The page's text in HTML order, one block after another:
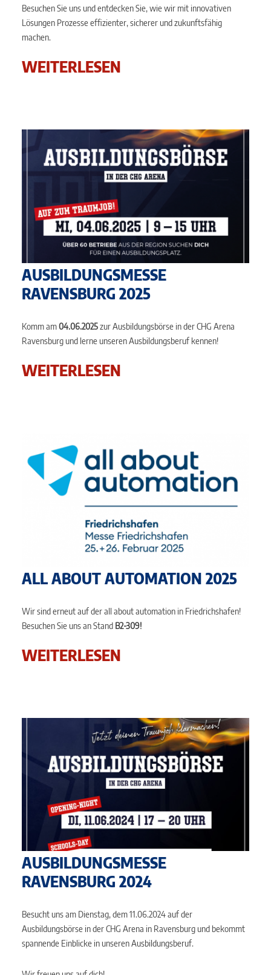
Besuchen Sie uns und entdecken Sie, wie wir mit innovativen
Lösungen Prozesse effizienter, sicherer und zukunftsfähig
machen.
WEITERLESEN
AUSBILDUNGSMESSE
RAVENSBURG 2025
Komm am04.06.2025zur Ausbildungsbörse in der CHG Arena
Ravensburg und lerne unseren Ausbildungsberuf kennen!
WEITERLESEN
ALL ABOUT AUTOMATION 2025
Wir sind erneut auf der all about automation in Friedrichshafen!
Besuchen Sie uns an Stand B2-309!
WEITERLESEN
AUSBILDUNGSMESSE
RAVENSBURG 2024
Besucht uns am Dienstag, dem 11.06.2024 auf der
Ausbildungsbörse in der CHG Arena in Ravensburg und bekommt
spannende Einblicke in unseren Ausbildungsberuf.